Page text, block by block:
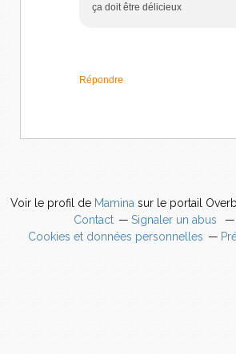
ça doit être délicieux
Répondre
Voir le profil de Mamina sur le portail
Contact
Signaler un abus
Cookies et données personnelles